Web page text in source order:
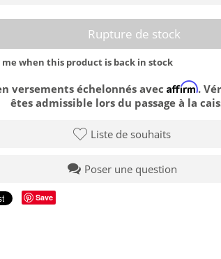
Rupture de stock
when this product is back in stock
versements échelonnés avec Affirm.
êtes admissible lors du passage à la
Liste de souhaits
Poser une question
Save